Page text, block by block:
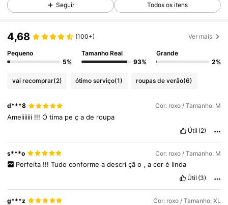
126K Seguidores
4,84 126K Seguidores
Seguir Todos os itens
4,68 (100+) Ver mais
Pequeno
5%
Tamanho Real
93%
Grande
2%
vai recomprar(2) ótimo serviço(1) roupas de verão(6)
d***8 Cor: roxo / Tamanho: M
Ameiiiiiii !!!Ótima peçade roupa
Útil (2)
s***o Cor: roxo / Tamanho: M
Perfeita !!! Tudo conforme a descri çã o , a cor é linda
Útil (3)
g***z Cor: roxo / Tamanho: XL